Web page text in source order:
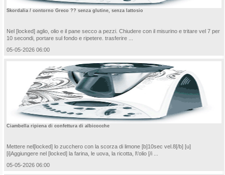
Skordalia / contorno Greco ?? senza glutine, senza lattosio
Nel [locked] aglio, olio e il pane secco a pezzi. Chiudere con il misurino e tritare vel 7 per
10 secondi, portare sul fondo e ripetere. trasferire ...
05-05-2026 06:00
Ciambella ripiena di confettura di albicocche
Mettere nel[locked] lo zucchero con la scorza di limone [b]10sec vel.8[/b] [u]
[i]Aggiungere nel [locked] la farina, le uova, la ricotta, l\'olio [/i ...
05-05-2026 06:00